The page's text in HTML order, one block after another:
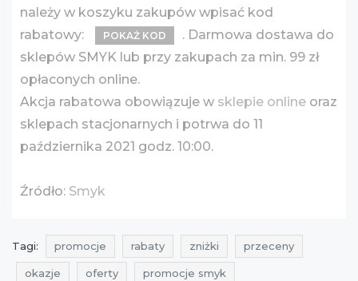
należy w koszyku zakupów wpisać kod
rabatowy:
POKAŻ KOD
. Darmowa dostawa do
sklepów SMYK lub przy zakupach za min. 99 zł
opłaconych online.
Akcja rabatowa obowiązuje w sklepie online oraz
sklepach stacjonarnych i potrwa do 11
października 2021 godz. 10:00.
Źródło: Smyk
Tagi: promocje rabaty zniżki przeceny
okazje oferty promocje smyk